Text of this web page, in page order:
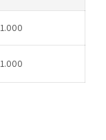
1.000
1.000